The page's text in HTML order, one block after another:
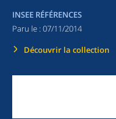
INSEE RÉFÉRENCES
Paru le : 07/11/2014
Découvrir la collection